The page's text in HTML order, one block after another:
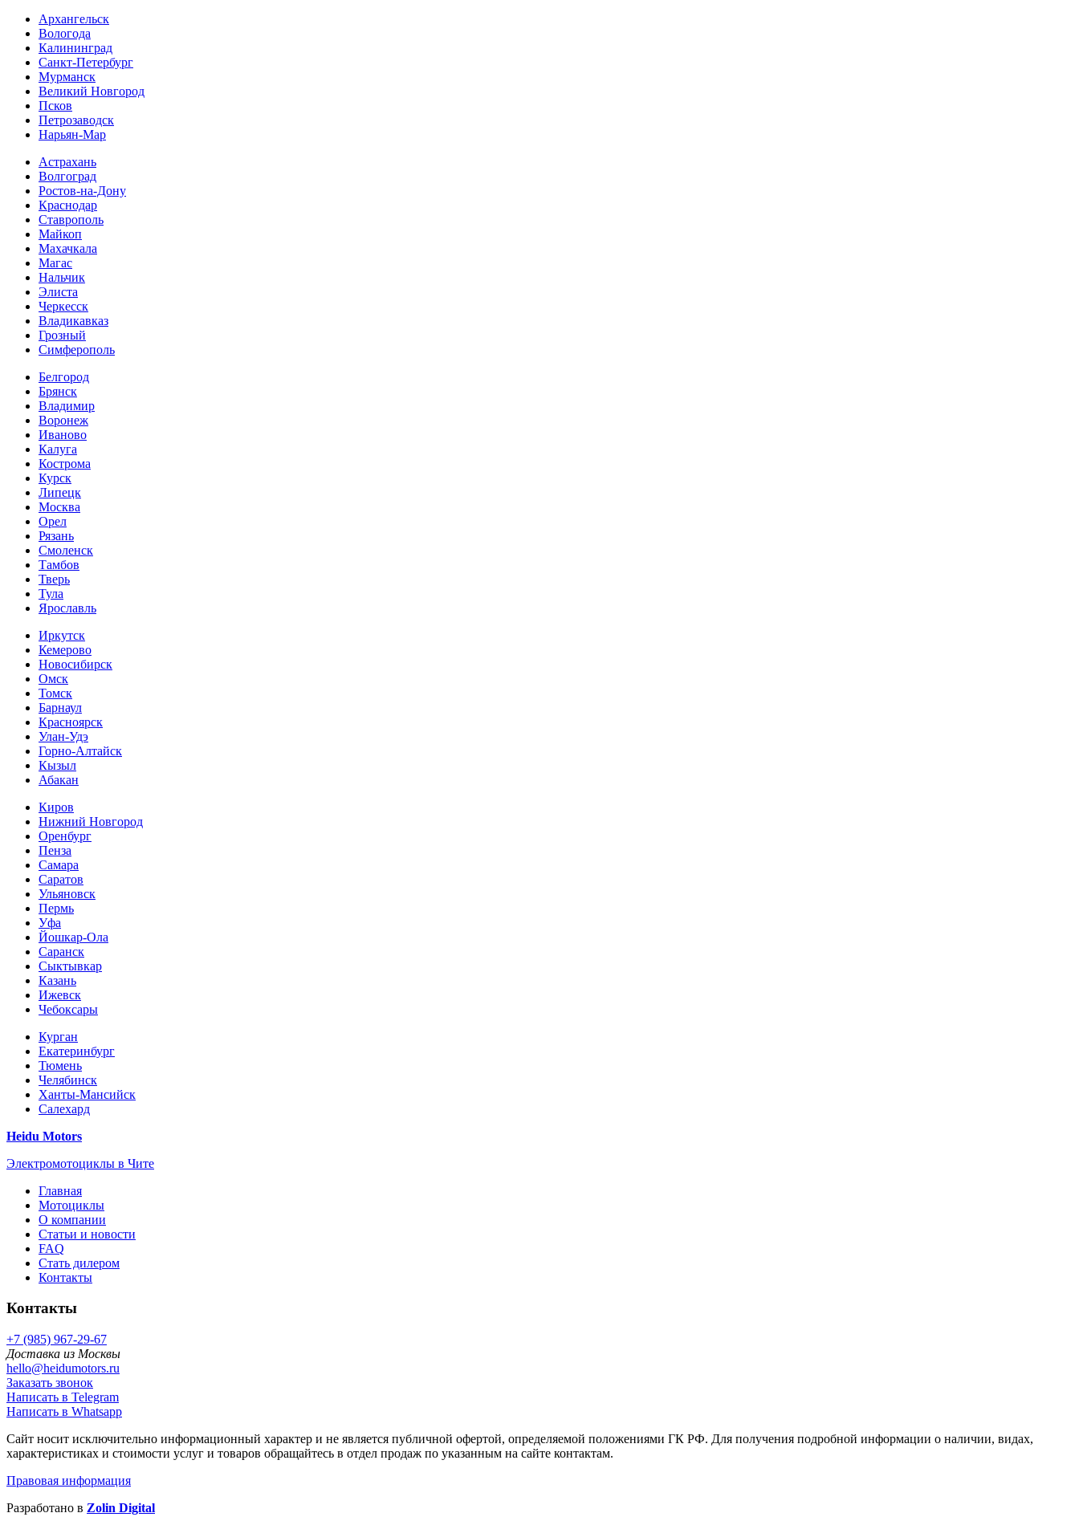
Архангельск
Вологода
Калининград
Санкт-Петербург
Мурманск
Великий Новгород
Псков
Петрозаводск
Нарьян-Мар
Астрахань
Волгоград
Ростов-на-Дону
Краснодар
Ставрополь
Майкоп
Махачкала
Магас
Нальчик
Элиста
Черкесск
Владикавказ
Грозный
Симферополь
Белгород
Брянск
Владимир
Воронеж
Иваново
Калуга
Кострома
Курск
Липецк
Москва
Орел
Рязань
Смоленск
Тамбов
Тверь
Тула
Ярославль
Иркутск
Кемерово
Новосибирск
Омск
Томск
Барнаул
Красноярск
Улан-Удэ
Горно-Алтайск
Кызыл
Абакан
Киров
Нижний Новгород
Оренбург
Пенза
Самара
Саратов
Ульяновск
Пермь
Уфа
Йошкар-Ола
Саранск
Сыктывкар
Казань
Ижевск
Чебоксары
Курган
Екатеринбург
Тюмень
Челябинск
Ханты-Мансийск
Салехард
Heidu Motors
Электромотоциклы в Чите
Главная
Мотоциклы
О компании
Статьи и новости
FAQ
Стать дилером
Контакты
Контакты
+7 (985) 967-29-67
Доставка из Москвы
hello@heidumotors.ru
Заказать звонок
Написать в Telegram
Написать в Whatsapp
Сайт носит исключительно информационный характер и не является публичной офертой, определяемой положениями ГК РФ. Для получения подробной информации о наличии, видах,
характеристиках и стоимости услуг и товаров обращайтесь в отдел продаж по указанным на сайте контактам.
Правовая информация
Разработано в Zolin Digital